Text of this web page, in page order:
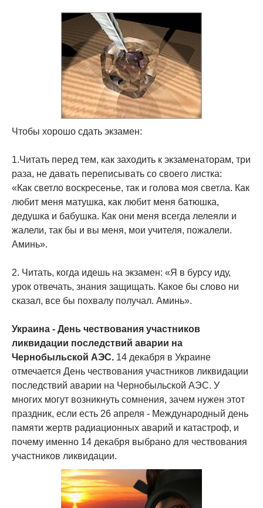
Чтобы хорошо сдать экзамен:
1.Читать перед тем, как заходить к экзаменаторам, три
раза, не давать переписывать со своего листка:
«Как светло воскресенье, так и голова моя светла. Как
любит меня матушка, как любит меня батюшка,
дедушка и бабушка. Как они меня всегда лелеяли и
жалели, так бы и вы меня, мои учителя, пожалели.
Аминь».
2. Читать, когда идешь на экзамен: «Я в бурсу иду,
урок отвечать, знания защищать. Какое бы слово ни
сказал, все бы похвалу получал. Аминь».
Украина - День чествования участников
ликвидации последствий аварии на
Чернобыльской АЭС. 14 декабря в Украине
отмечается День чествования участников ликвидации
последствий аварии на Чернобыльской АЭС. У
многих могут возникнуть сомнения, зачем нужен этот
праздник, если есть 26 апреля - Международный день
памяти жертв радиационных аварий и катастроф, и
почему именно 14 декабря выбрано для чествования
участников ликвидации.